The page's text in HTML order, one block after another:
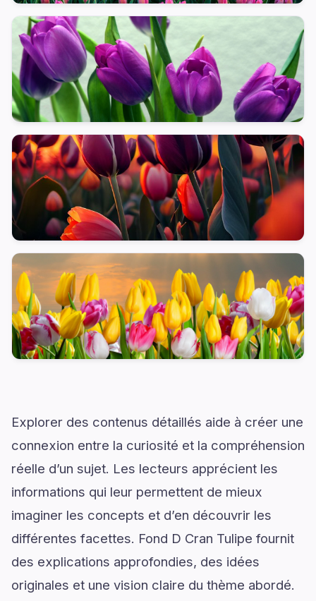
Explorer des contenus détaillés aide à créer une
connexion entre la curiosité et la compréhension
réelle d’un sujet. Les lecteurs apprécient les
informations qui leur permettent de mieux
imaginer les concepts et d’en découvrir les
différentes facettes. Fond D Cran Tulipe fournit
des explications approfondies, des idées
originales et une vision claire du thème abordé.